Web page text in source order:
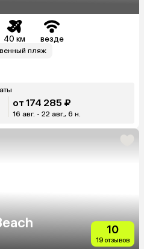
40 км везде
пляж
от 174 285 ₽
16 авг. - 22 авг., 6 н.
10
19 отзывов